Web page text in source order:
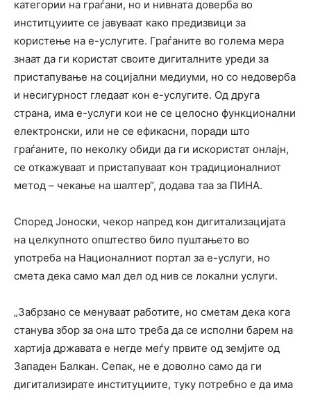
категории на граѓани, но и нивната доверба во
инститцуиите се јавуваат како предизвици за
користење на е-услугите. Граѓаните во голема мера
знаат да ги користат своите дигиталните уреди за
пристапување на социјални медиуми, но со недоверба
и несигурност гледаат кон е-услугите. Од друга
страна, има е-услуги кои не се целосно функционални
електронски, или не се ефикасни, поради што
граѓаните, по неколку обиди да ги искористат онлајн,
се откажуваат и пристапуваат кон традиционалниот
метод – чекање на шалтер“, додава таа за ПИНА.
Според Јоноски, чекор напред кон дигитализацијата
на целкупното општество било пуштањето во
употреба на Националниот портал за е-услуги, но
смета дека само мал дел од нив се локални услуги.
„Забрзано се менуваат работите, но сметам дека кога
станува збор за она што треба да се исполни барем на
хартија државата е негде меѓу првите од земјите од
Западен Балкан. Сепак, не е доволно само да ги
дигитализирате институциите, туку потребно е да има